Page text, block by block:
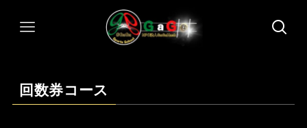
回数券コース